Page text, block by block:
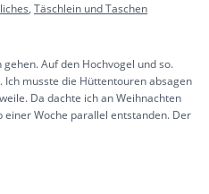
, Täschlein und Taschen
Auf den Hochvogel und so.
musste die Hüttentouren absagen
Da dachte ich an Weihnachten
einer Woche parallel entstanden. Der